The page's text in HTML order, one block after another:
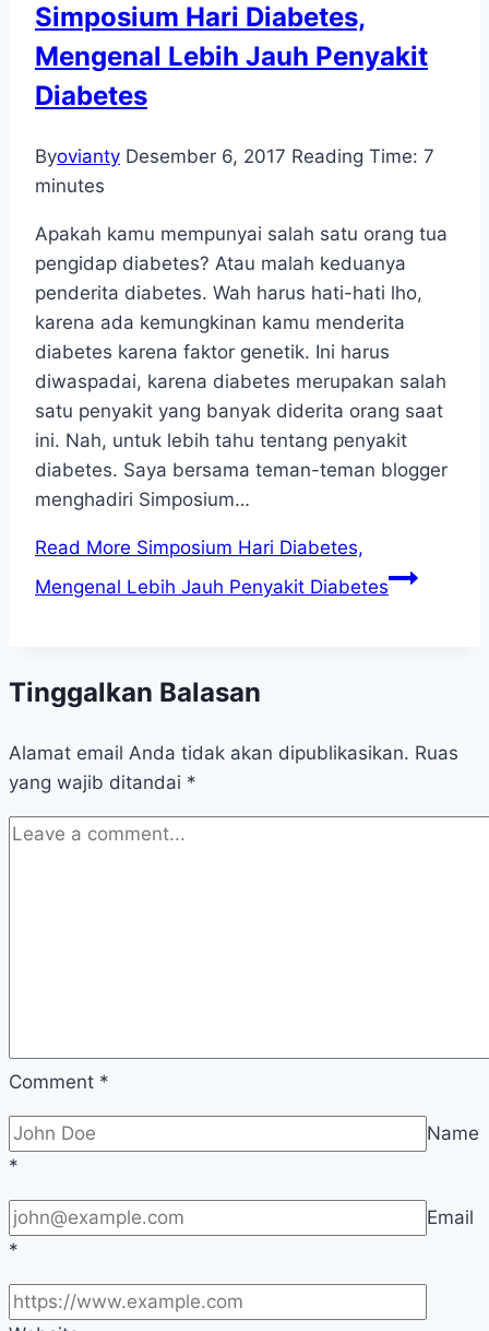
Simposium Hari Diabetes,
Mengenal Lebih Jauh Penyakit
Diabetes
Byovianty Desember 6, 2017 Reading Time: 7
minutes
Apakah kamu mempunyai salah satu orang tua
pengidap diabetes? Atau malah keduanya
penderita diabetes. Wah harus hati-hati lho,
karena ada kemungkinan kamu menderita
diabetes karena faktor genetik. Ini harus
diwaspadai, karena diabetes merupakan salah
satu penyakit yang banyak diderita orang saat
ini. Nah, untuk lebih tahu tentang penyakit
diabetes. Saya bersama teman-teman blogger
menghadiri Simposium…
Read More Simposium Hari Diabetes,
Mengenal Lebih Jauh Penyakit Diabetes
Tinggalkan Balasan
Alamat email Anda tidak akan dipublikasikan. Ruas
yang wajib ditandai *
Comment *
Name
*
Email
*